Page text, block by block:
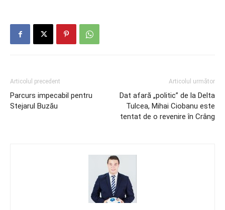
Articolul precedent
Parcurs impecabil pentru
Stejarul Buzău
Articolul următor
Dat afară „politic” de la Delta
Tulcea, Mihai Ciobanu este
tentat de o revenire în Crâng